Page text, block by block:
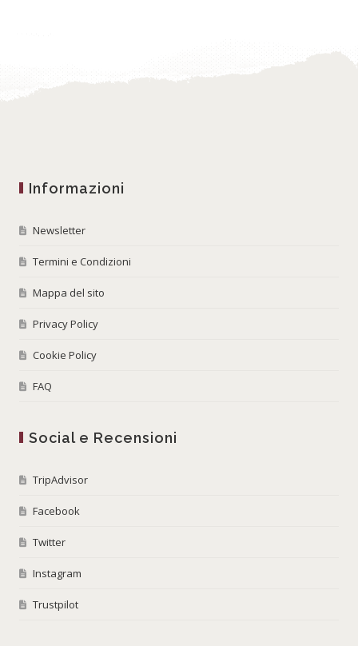
Informazioni
Newsletter
Termini e Condizioni
Mappa del sito
Privacy Policy
Cookie Policy
FAQ
Social e Recensioni
TripAdvisor
Facebook
Twitter
Instagram
Trustpilot